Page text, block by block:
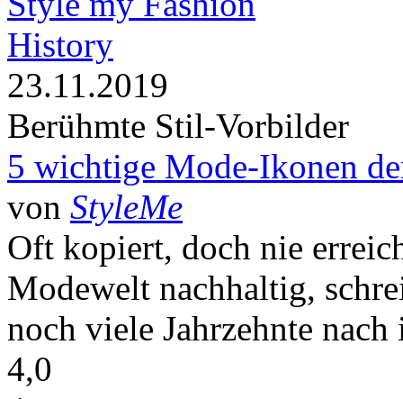
History
23.11.2019
Berühmte Stil-Vorbilder
5 wichtige Mode-Ikonen
von StyleMe
Oft kopiert, doch nie
Modewelt nachhaltig,
noch viele Jahrzehnte nach
4,0